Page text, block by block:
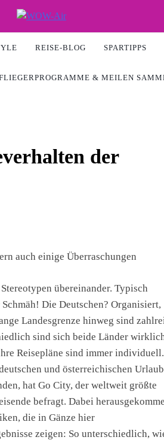
REISE-BLOG SPARTIPPS
& MEILEN
der
auch einige Überraschungen
übereinander. Typisch
Die Deutschen? Organisiert,
Landesgrenze hinweg sind
sind sich beide Länder
Reisepläne sind immer individuell.
und österreichischen
hat Go City, der weltweit größte
befragt. Dabei
die in Gänze hier
zeigen: So unterschiedlich,